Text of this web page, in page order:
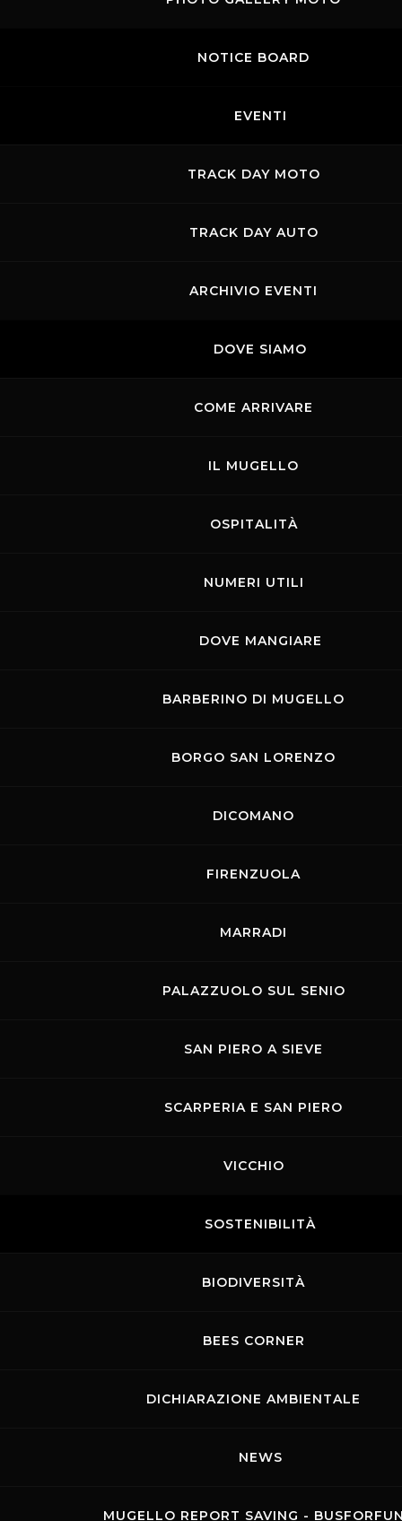
NOTICE BOARD
EVENTI
TRACK DAY MOTO
TRACK DAY AUTO
ARCHIVIO EVENTI
DOVE SIAMO
COME ARRIVARE
IL MUGELLO
OSPITALITÀ
NUMERI UTILI
DOVE MANGIARE
BARBERINO DI MUGELLO
BORGO SAN LORENZO
DICOMANO
FIRENZUOLA
MARRADI
PALAZZUOLO SUL SENIO
SAN PIERO A SIEVE
SCARPERIA E SAN PIERO
VICCHIO
SOSTENIBILITÀ
BIODIVERSITÀ
BEES CORNER
DICHIARAZIONE AMBIENTALE
NEWS
MUGELLO REPORT SAVING -